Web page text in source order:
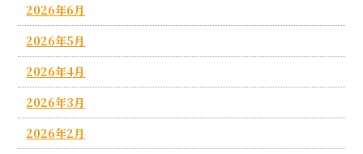
2026年6月
2026年5月
2026年4月
2026年3月
2026年2月